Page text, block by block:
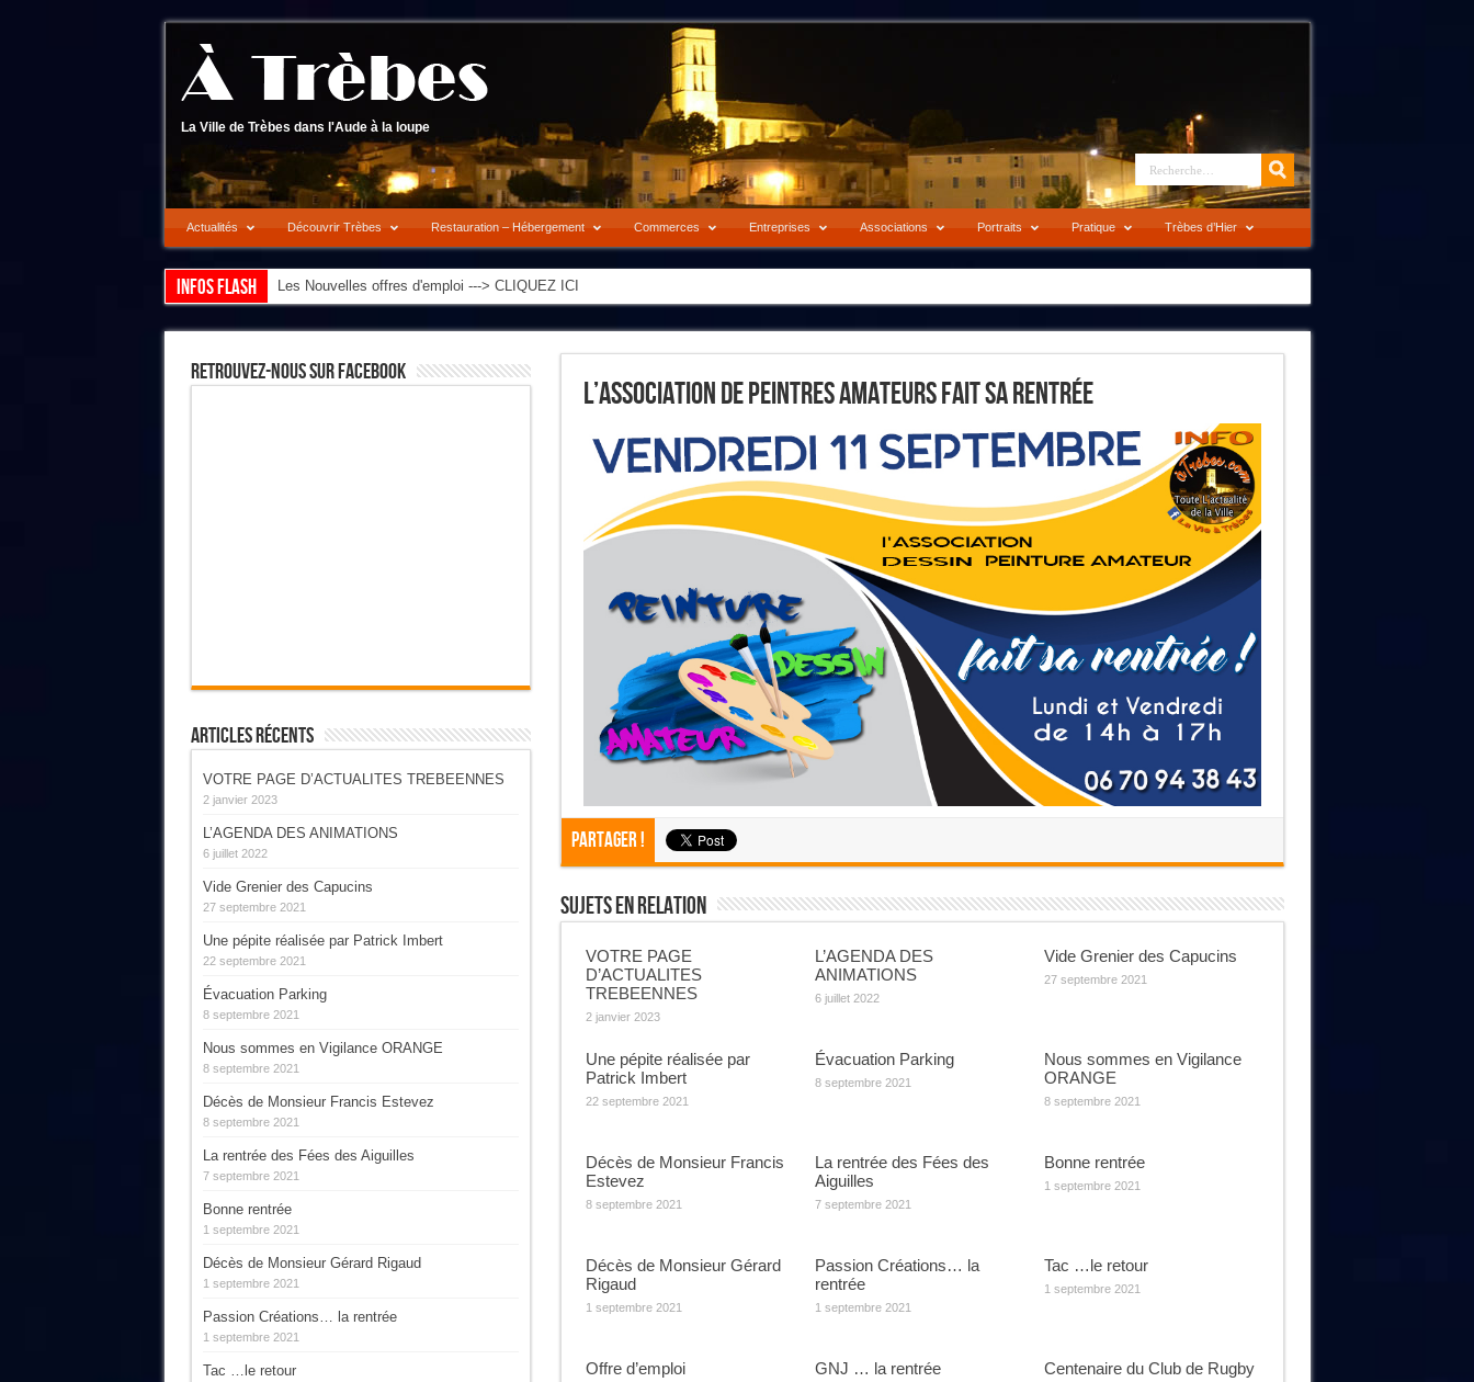
La Ville de Trèbes dans l'Aude à la loupe
Actualités Découvrir Trèbes Restauration – Hébergement Commerces Entreprises Associations Portraits Pratique Trèbes d’Hier
Infos flash Les Nouvelles offres d'emploi ---> CLIQUEZ ICI
L’association De Peintres Amateurs Fait Sa Rentrée
Partager !
Sujets En Relation
VOTRE PAGE
D’ACTUALITES
TREBEENNES
2 janvier 2023
L’AGENDA DES
ANIMATIONS
6 juillet 2022
Vide Grenier des Capucins
27 septembre 2021
Une pépite réalisée par
Patrick Imbert
22 septembre 2021
Évacuation Parking
8 septembre 2021
Nous sommes en Vigilance
ORANGE
8 septembre 2021
Décès de Monsieur Francis
Estevez
8 septembre 2021
La rentrée des Fées des
Aiguilles
7 septembre 2021
Bonne rentrée
1 septembre 2021
Décès de Monsieur Gérard
Rigaud
1 septembre 2021
Passion Créations… la
rentrée
1 septembre 2021
Tac …le retour
1 septembre 2021
Offre d’emploi GNJ … la rentrée Centenaire du Club de Rugby
Retrouvez-Nous Sur Facebook
Articles Récents
VOTRE PAGE D’ACTUALITES TREBEENNES
2 janvier 2023
L’AGENDA DES ANIMATIONS
6 juillet 2022
Vide Grenier des Capucins
27 septembre 2021
Une pépite réalisée par Patrick Imbert
22 septembre 2021
Évacuation Parking
8 septembre 2021
Nous sommes en Vigilance ORANGE
8 septembre 2021
Décès de Monsieur Francis Estevez
8 septembre 2021
La rentrée des Fées des Aiguilles
7 septembre 2021
Bonne rentrée
1 septembre 2021
Décès de Monsieur Gérard Rigaud
1 septembre 2021
Passion Créations… la rentrée
1 septembre 2021
Tac …le retour